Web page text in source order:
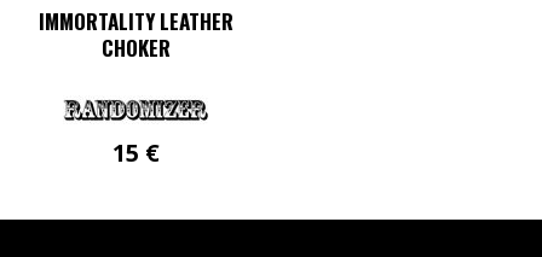
IMMORTALITY LEATHER
CHOKER
15 €